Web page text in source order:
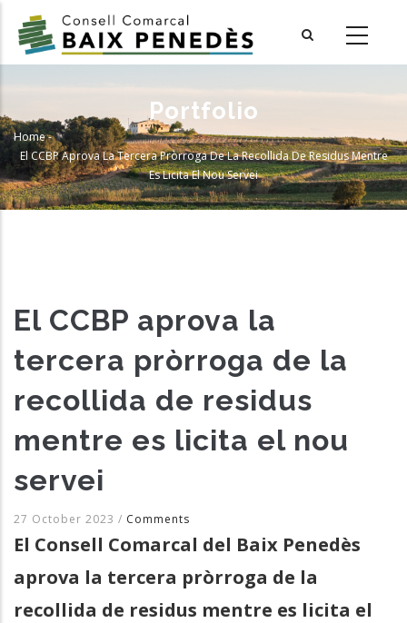
main
Portfolio
Breadcrumb
Home-
El CCBP Aprova La Tercera Pròrroga De La Recollida De Residus Mentre
Es Licita El Nou Servei
El CCBP aprova la
tercera pròrroga de la
recollida de residus
mentre es licita el nou
servei
27 October 2023 / Comments
El Consell Comarcal del Baix Penedès
aprova la tercera pròrroga de la
recollida de residus mentre es licita el